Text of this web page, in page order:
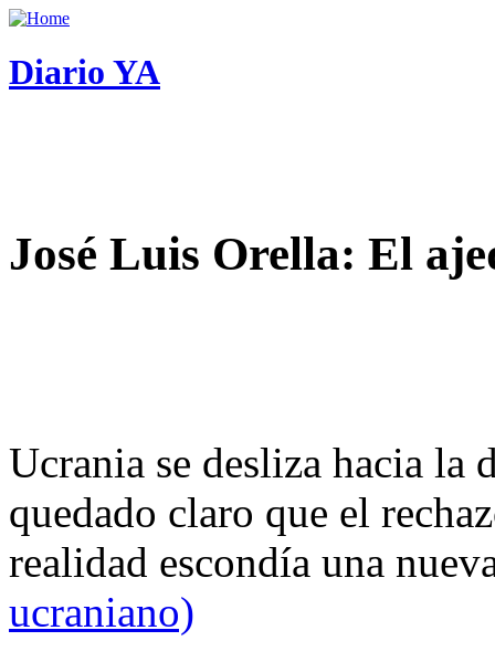
Diario YA
José Luis Orella: El
Ucrania se desliza hacia
quedado claro que el
realidad escondía una
ucraniano)